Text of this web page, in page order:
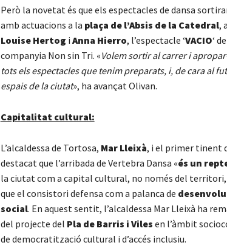
Però la novetat és que els espectacles de dansa
amb actuacions a la plaça de l’Absis de la Catedral,
Louise Hertog i Anna Hierro, l’espectacle ‘VACIO‘
companyia Non sin Tri. «Volem sortir al carrer i
tots els espectacles que tenim preparats, i, de cara al
espais de la ciutat», ha avançat Olivan.
Capitalitat cultural:
L’alcaldessa de Tortosa, Mar Lleixà, i el primer tinent
destacat que l’arribada de Vertebra Dansa «és un
la ciutat com a capital cultural, no només del
que el consistori defensa com a palanca de
social. En aquest sentit, l’alcaldessa Mar Lleixà ha
del projecte del Pla de Barris i Viles en l’àmbit
de democratització cultural i d’accés inclusiu.